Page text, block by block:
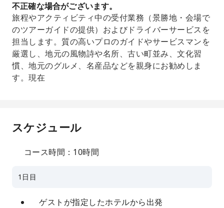
不正確な場合がございます。
旅程やアクティビティ中の受付業務（景勝地・会場で
のツアーガイドの提供）およびドライバーサービスを
担当します。質の高いプロのガイドやサービスマンを
厳選し、地元の風物詩や名所、古い町並み、文化習
慣、地元のグルメ、名産品などを親身にお勧めしま
す。現在
スケジュール
コース時間：10時間
1日目
ゲストが指定したホテルから出発